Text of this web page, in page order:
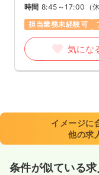
時間 8:45～17:00 （
担当業務未経験可
気にな
イメージに
他の求
条件が似ている求